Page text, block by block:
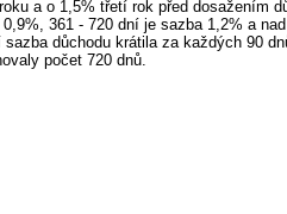
a o 1,5% třetí rok před dosažením
361 - 720 dní je sazba 1,2% a
sazba důchodu krátila za každých 90
počet 720 dnů.